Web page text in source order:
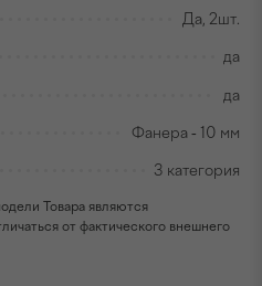
Да, 2шт.
да
да
Фанера - 10 мм
3 категория
Товара являются
от фактического внешнего